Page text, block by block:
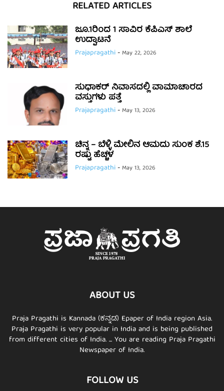
RELATED ARTICLES
ಜೂ.1ರಿಂದ 1 ಸಾವಿರ ಕೆಪಿಎಸ್ ಶಾಲೆ
ಉದ್ಘಾಟನೆ
Prajapragathi- May 22, 2026
ಸುಧಾಕರ್ ನಿವಾಸದಲ್ಲಿ ವಾಮಾಚಾರದ
ವಸ್ತುಗಳು ಪತ್ತೆ
Prajapragathi- May 13, 2026
ಚಿನ್ನ – ಬೆಳ್ಳಿ ಮೇಲಿನ ಆಮದು ಸುಂಕ ಶೆ.15
ರಷ್ಟು ಹೆಚ್ಚಳ
Prajapragathi- May 13, 2026
ABOUT US
Praja Pragathi is Kannada (ಕನ್ನಡ) Epaper of India region Asia.
Praja Pragathi is very popular in India and is being published
from different cities of India. ... You are reading Praja Pragathi
Newspaper of India.
FOLLOW US